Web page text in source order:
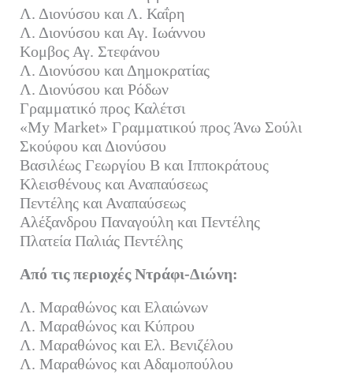
Λ. Διονύσου και Λ. Καΐρη
Λ. Διονύσου και Αγ. Ιωάννου
Κομβος Αγ. Στεφάνου
Λ. Διονύσου και Δημοκρατίας
Λ. Διονύσου και Ρόδων
Γραμματικό προς Καλέτσι
«My Market» Γραμματικού προς Άνω Σούλι
Σκούφου και Διονύσου
Βασιλέως Γεωργίου Β και Ιπποκράτους
Κλεισθένους και Αναπαύσεως
Πεντέλης και Αναπαύσεως
Αλέξανδρου Παναγούλη και Πεντέλης
Πλατεία Παλιάς Πεντέλης
Από τις περιοχές Ντράφι-Διώνη:
Λ. Μαραθώνος και Ελαιώνων
Λ. Μαραθώνος και Κύπρου
Λ. Μαραθώνος και Ελ. Βενιζέλου
Λ. Μαραθώνος και Αδαμοπούλου